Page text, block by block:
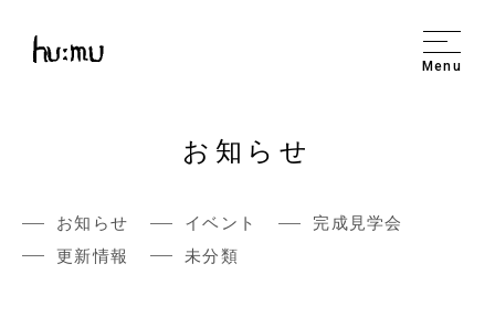
Menu
お知らせ
お知らせ イベント
完成見学会
更新情報
未分類